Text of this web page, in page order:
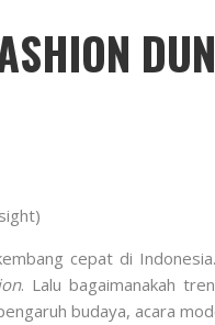
cepat di
. Lalu bagaimanakah tren
budaya, acara